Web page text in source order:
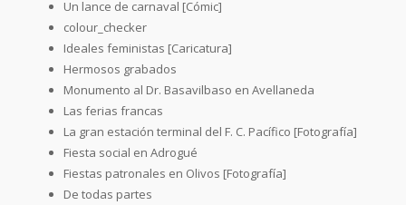
Un lance de carnaval [Cómic]
colour_checker
Ideales feministas [Caricatura]
Hermosos grabados
Monumento al Dr. Basavilbaso en Avellaneda
Las ferias francas
La gran estación terminal del F. C. Pacífico [Fotografía]
Fiesta social en Adrogué
Fiestas patronales en Olivos [Fotografía]
De todas partes